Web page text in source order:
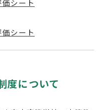
のPTA活動
い合わせ
シート
シート
について